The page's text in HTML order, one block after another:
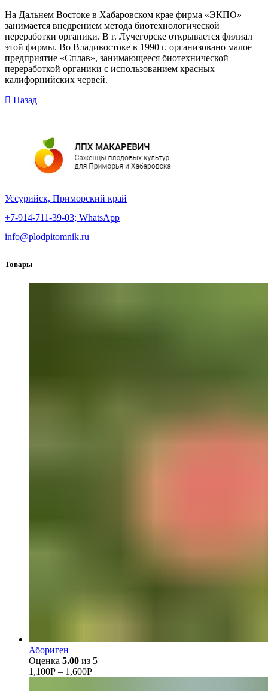
На Дальнем Востоке в Хабаровском крае фирма «ЭКПО»
занимается внедрением метода биотехнологической
переработки органики. В г. Лучегорске открывается филиал
этой фирмы. Во Владивостоке в 1990 г. организовано малое
предприятие «Сплав», занимающееся биотехнической
переработкой органики с использованием красных
калифорнийских червей.
Назад
Уссурийск, Приморский край
+7-914-711-39-03; WhatsApp
info@plodpitomnik.ru
Товары
Абориген
Оценка 5.00 из 5
1,100Р – 1,600Р